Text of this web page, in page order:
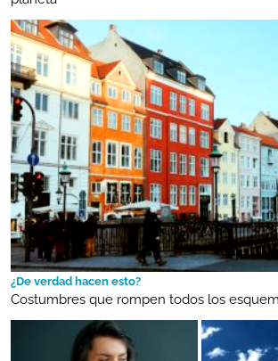
¿De verdad hacen esto?
Costumbres que rompen todos los